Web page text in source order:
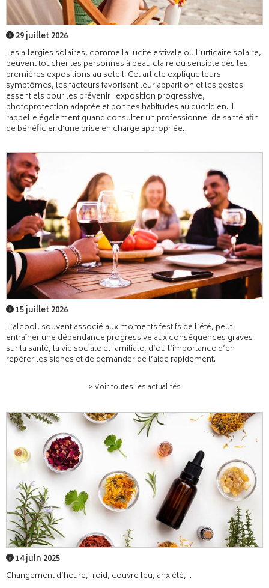
29 juillet 2026
Les allergies solaires, comme la lucite estivale ou l’urticaire solaire,
peuvent toucher les personnes à peau claire ou sensible dès les
premières expositions au soleil. Cet article explique leurs
symptômes, les facteurs favorisant leur apparition et les gestes
essentiels pour les prévenir : exposition progressive,
photoprotection adaptée et bonnes habitudes au quotidien. Il
rappelle également quand consulter un professionnel de santé afin
de bénéficier d’une prise en charge appropriée.
15 juillet 2026
L’alcool, souvent associé aux moments festifs de l’été, peut
entraîner une dépendance progressive aux conséquences graves
sur la santé, la vie sociale et familiale, d’où l’importance d’en
repérer les signes et de demander de l’aide rapidement.
> Voir toutes les actualités
14 juin 2025
Changement d’heure, froid, couvre feu, anxiété,...